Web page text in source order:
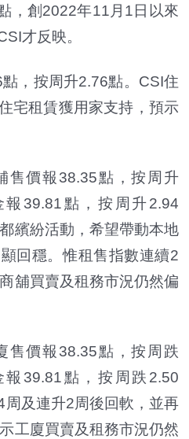
，創2022年11月1日以來
才反映。
，按周升2.76點。CSI住
宅租賃獲用家支持，預示
價報38.35點，按周升
報39.81點，按周升2.94
繽紛活動，希望帶動本地
回穩。惟租售指數連續2
舖買賣及租務市況仍然偏
價報38.35點，按周跌
報39.81點，按周跌2.50
及連升2周後回軟，並再
工廈買賣及租務市況仍然